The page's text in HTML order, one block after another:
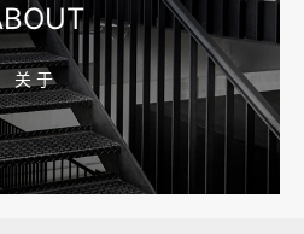
把官网服务页和FAQ对齐
关 于